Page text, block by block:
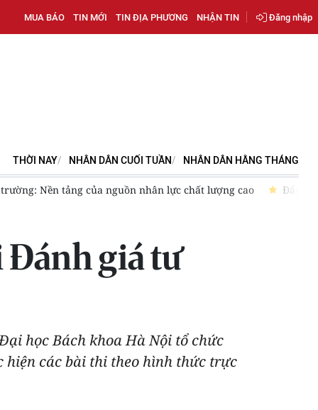
MUA BÁO TIN MỚI TIN ĐỊA PHƯƠNG NHẬN TIN Đăng nhập
THỜI NAY NHÂN DÂN CUỐI TUẦN NHÂN DÂN HẰNG THÁNG
Nền tảng của nguồn nhân lực chất lượng cao Đẩy
Đánh giá tư
học Bách khoa Hà Nội tổ chức
các bài thi theo hình thức trực